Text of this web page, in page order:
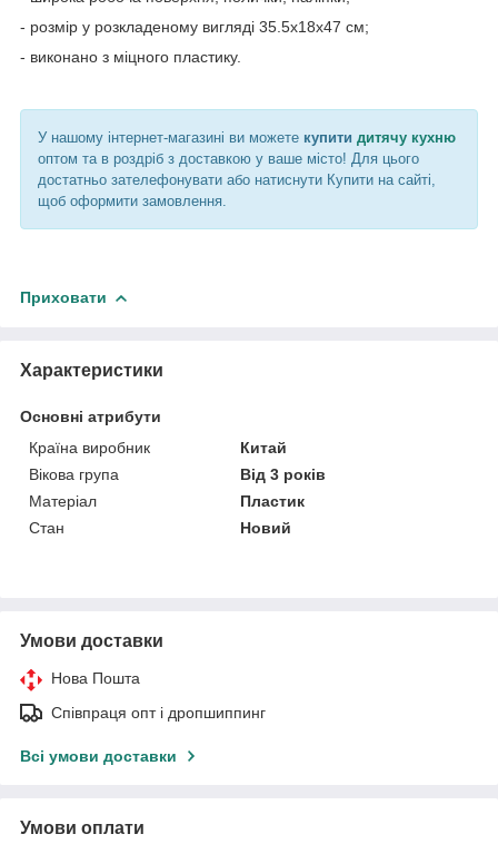
- розмір у розкладеному вигляді 35.5х18х47 см;
- виконано з міцного пластику.
У нашому інтернет-магазині ви можете купити дитячу кухню
оптом та в роздріб з доставкою у ваше місто! Для цього
достатньо зателефонувати або натиснути Купити на сайті,
щоб оформити замовлення.
Приховати
Характеристики
Основні атрибути
Країна виробник
Китай
Вікова група
Від 3 років
Матеріал
Пластик
Стан
Новий
Умови доставки
Нова Пошта
Співпраця опт і дропшиппинг
Всі умови доставки
Умови оплати